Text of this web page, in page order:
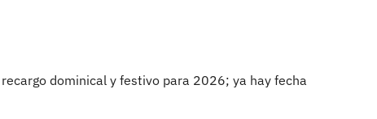
dominical y festivo para 2026; ya hay fecha